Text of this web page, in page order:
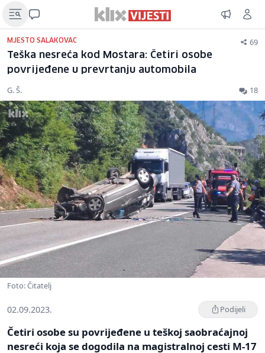
MJESTO SALAKOVAC 69
Teška nesreća kod Mostara: Četiri osobe
povrijeđene u prevrtanju automobila
G. Š. 18
Foto: Čitatelj
02.09.2023. Podijeli
Četiri osobe su povrijeđene u teškoj saobraćajnoj
nesreći koja se dogodila na magistralnoj cesti M-17